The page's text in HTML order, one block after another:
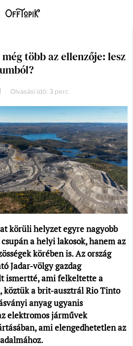
több az ellenzője: lesz
Olvasási idő: 3 perc
körüli helyzet egyre nagyobb
a helyi lakosok, hanem az
körében is. Az ország
Jadar-völgy gazdag
ismertté, ami felkeltette a
köztük a brit-ausztrál Rio Tinto
anyag ugyanis
elektromos járművek
ami elengedhetetlen az